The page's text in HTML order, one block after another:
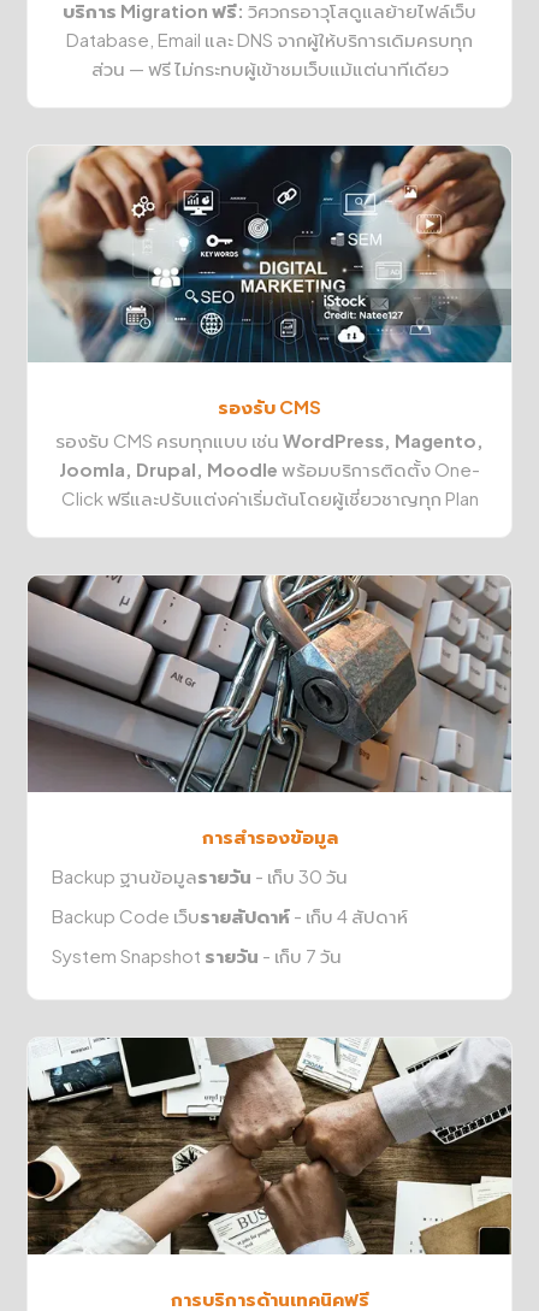
บริการ Migration ฟรี: วิศวกรอาวุโสดูแลย้ายไฟล์เว็บ
Database, Email และ DNS จากผู้ให้บริการเดิมครบทุก
ส่วน — ฟรี ไม่กระทบผู้เข้าชมเว็บแม้แต่นาทีเดียว
รองรับ CMS
รองรับ CMS ครบทุกแบบ เช่น WordPress, Magento,
Joomla, Drupal, Moodle พร้อมบริการติดตั้ง One-
Click ฟรีและปรับแต่งค่าเริ่มต้นโดยผู้เชี่ยวชาญทุก Plan
การสำรองข้อมูล
Backup ฐานข้อมูลรายวัน - เก็บ 30 วัน
Backup Code เว็บรายสัปดาห์ - เก็บ 4 สัปดาห์
System Snapshot รายวัน - เก็บ 7 วัน
การบริการด้านเทคนิคฟรี